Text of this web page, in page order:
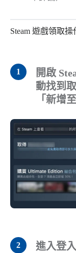
Steam 遊戲領取操
開啟
動找到
「新增
進入登